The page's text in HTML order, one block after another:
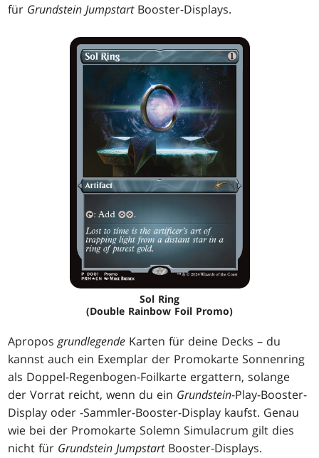
für Grundstein JumpstartBooster-Displays.
Sol Ring
(Double Rainbow Foil Promo)
Aproposgrundlegende Karten für deine Decks – du
kannst auch ein Exemplar der Promokarte Sonnenring
als Doppel-Regenbogen-Foilkarte ergattern, solange
der Vorrat reicht, wenn du ein Grundstein-Play-Booster-
Display oder -Sammler-Booster-Display kaufst. Genau
wie bei der Promokarte Solemn Simulacrum gilt dies
nicht für Grundstein JumpstartBooster-Displays.